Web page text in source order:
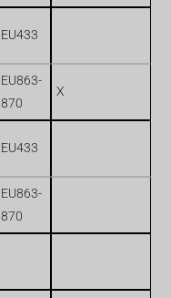
EU433
EU863-
870
X
EU433
EU863-
870